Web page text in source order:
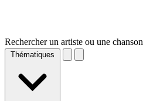
Rechercher un artiste ou une chanson
Thématiques